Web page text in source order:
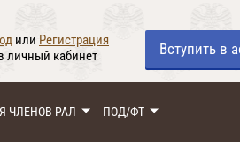
или Регистрация
личный кабинет
Вступить в
ЧЛЕНОВ РАЛ ПОД/ФТ